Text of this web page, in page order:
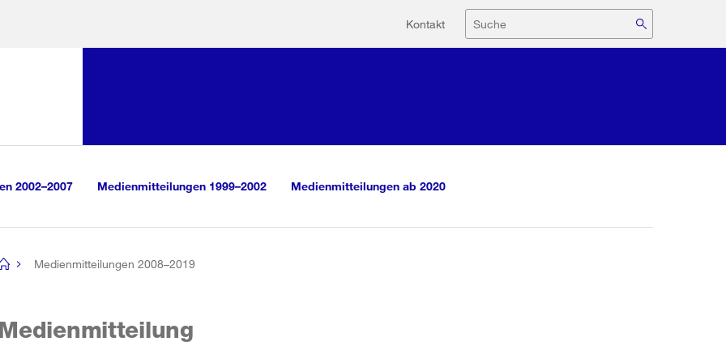
Hilfsnavigation
Kontakt Suche
2002–2007 Medienmitteilungen 1999–2002 Medienmitteilungen ab 2020
Medienmitteilungen 2008–2019